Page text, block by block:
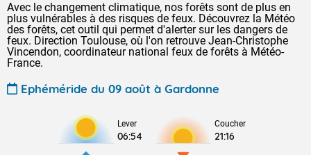
Avec le changement climatique, nos forêts sont de plus en
plus vulnérables à des risques de feux. Découvrez la Météo
des forêts, cet outil qui permet d'alerter sur les dangers de
feux. Direction Toulouse, où l'on retrouve Jean-Christophe
Vincendon, coordinateur national feux de forêts à Météo-
France.
Ephéméride du 09 août à Gardonne
Lever
06:54
Coucher
21:16